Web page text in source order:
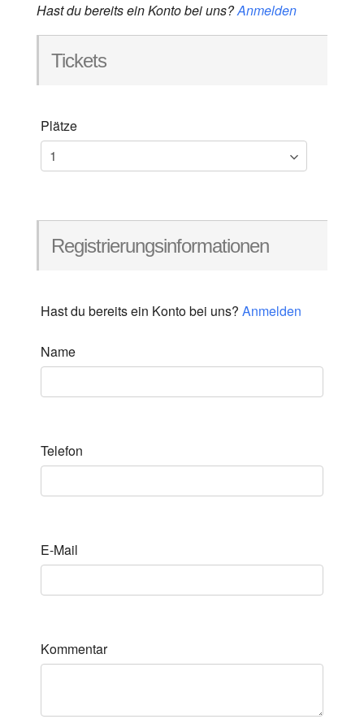
Hast du bereits ein Konto bei uns?Anmelden
Tickets
Plätze
Registrierungsinformationen
Hast du bereits ein Konto bei uns? Anmelden
Name
Telefon
E-Mail
Kommentar